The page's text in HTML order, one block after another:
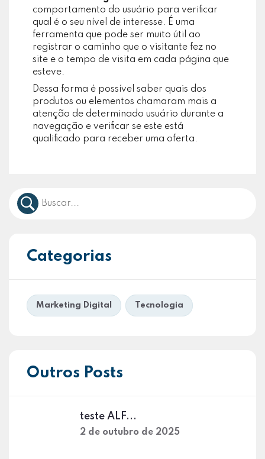
comportamento do usuário para verificar
qual é o seu nível de interesse. É uma
ferramenta que pode ser muito útil ao
registrar o caminho que o visitante fez no
site e o tempo de visita em cada página que
esteve.
Dessa forma é possível saber quais dos
produtos ou elementos chamaram mais a
atenção de determinado usuário durante a
navegação e verificar se este está
qualificado para receber uma oferta.
Categorias
Marketing Digital Tecnologia
Outros Posts
teste ALF...
2 de outubro de 2025